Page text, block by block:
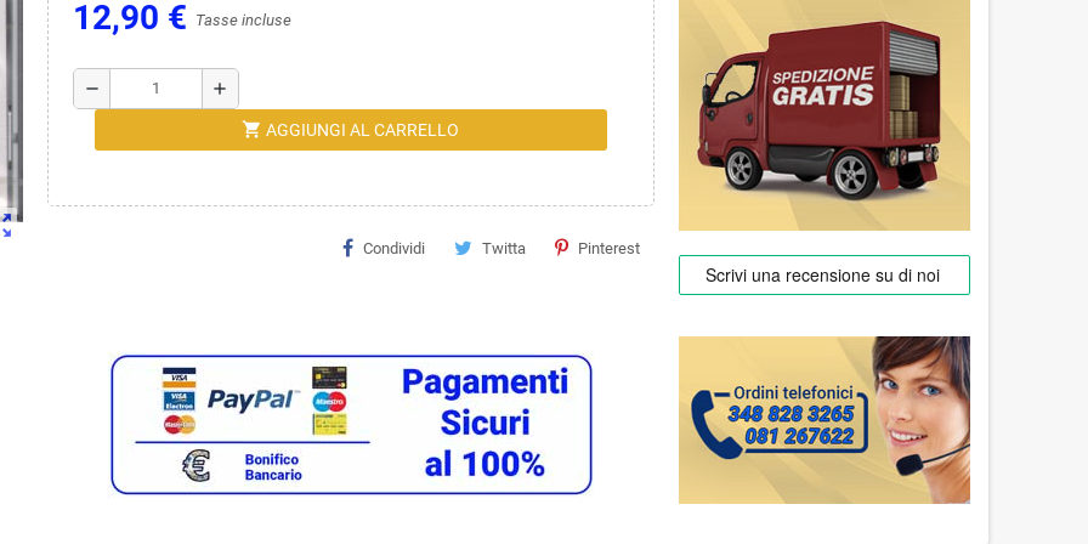
12,90 € Tasse incluse
remove add
shopping_cart AGGIUNGI AL CARRELLO
Condividi Twitta Pinterest